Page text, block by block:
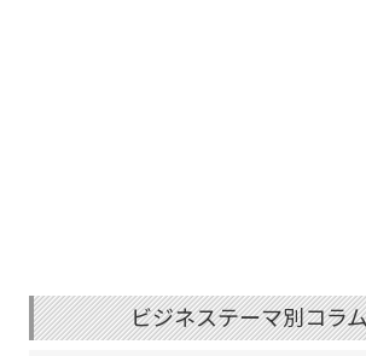
ビジネステーマ別コラ